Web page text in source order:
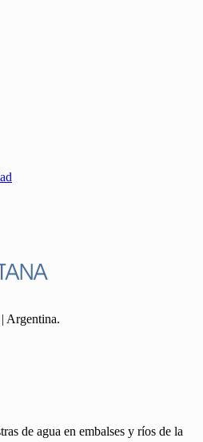
Argentina.
de agua en embalses y ríos de la